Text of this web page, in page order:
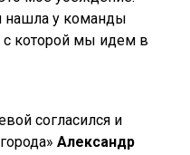
нашла у команды
с которой мы идем в
согласился и
Александр